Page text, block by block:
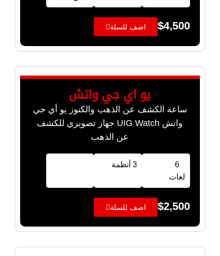
$4,500 اضف للسلة
يو اي جي واتش
ساعة الكشف عن الذهب والكنوز يو أي جي
واتش UIG Watch جهاز تصويري للكشف
عن الذهب
6
لغات
3 أنظمة
$2,500 اضف للسلة